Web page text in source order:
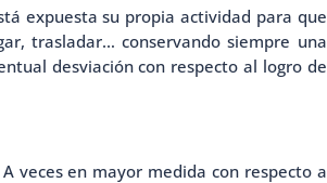
expuesta su propia actividad para que
trasladar… conservando siempre una
desviación con respecto al logro de
veces en mayor medida con respecto a